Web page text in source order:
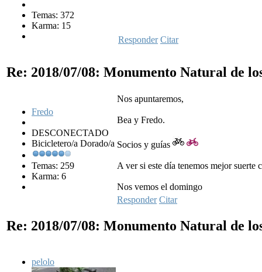
Temas: 372
Karma: 15
Responder Citar
Re: 2018/07/08: Monumento Natural de
Fredo
DESCONECTADO
Bicicletero/a Dorado/a
Temas: 259
Karma: 6
Nos apuntaremos,
Bea y Fredo.
Socios y guías
A ver si este día tenemos mejor suerte
Nos vemos el domingo
Responder Citar
Re: 2018/07/08: Monumento Natural de
pelolo